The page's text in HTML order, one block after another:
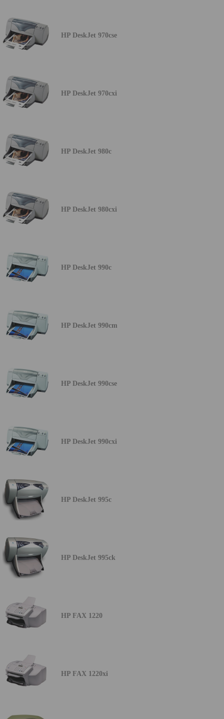
HP DeskJet 970cse
HP DeskJet 970cxi
HP DeskJet 980c
HP DeskJet 980cxi
HP DeskJet 990c
HP DeskJet 990cm
HP DeskJet 990cse
HP DeskJet 990cxi
HP DeskJet 995c
HP DeskJet 995ck
HP FAX 1220
HP FAX 1220xi